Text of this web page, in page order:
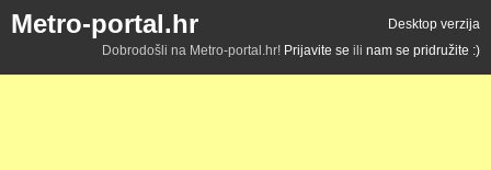
Metro-portal.hr
Desktop verzija
Dobrodošli na Metro-portal.hr! Prijavite se ili nam se pridružite :)